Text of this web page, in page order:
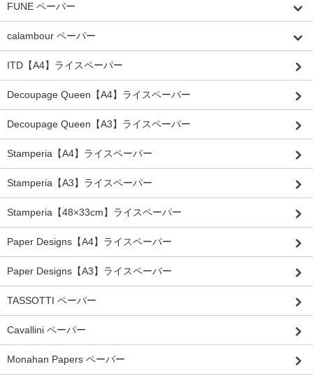
FUNE ペーパー
calambour ペーパー
ITD【A4】ライスペーパー
Decoupage Queen【A4】ライスペーパー
Decoupage Queen【A3】ライスペーパー
Stamperia【A4】ライスペーパー
Stamperia【A3】ライスペーパー
Stamperia【48×33cm】ライスペーパー
Paper Designs【A4】ライスペーパー
Paper Designs【A3】ライスペーパー
TASSOTTI ペーパー
Cavallini ペーパー
Monahan Papers ペーパー